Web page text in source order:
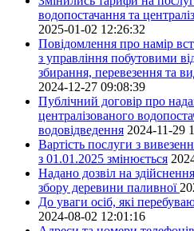
водопостачання та
2025-01-02 12:26:32
Повідомлення про намір
з управління побутовими
збирання, перевезення та
2024-12-27 09:08:39
Публічний договір про
централізованого
водовідведення 2024-11-29
Вартість послуги з
з 01.01.2025 змінюється
Надано дозвіл на
збору деревини паливної
До уваги осіб, які
2024-08-02 12:01:16